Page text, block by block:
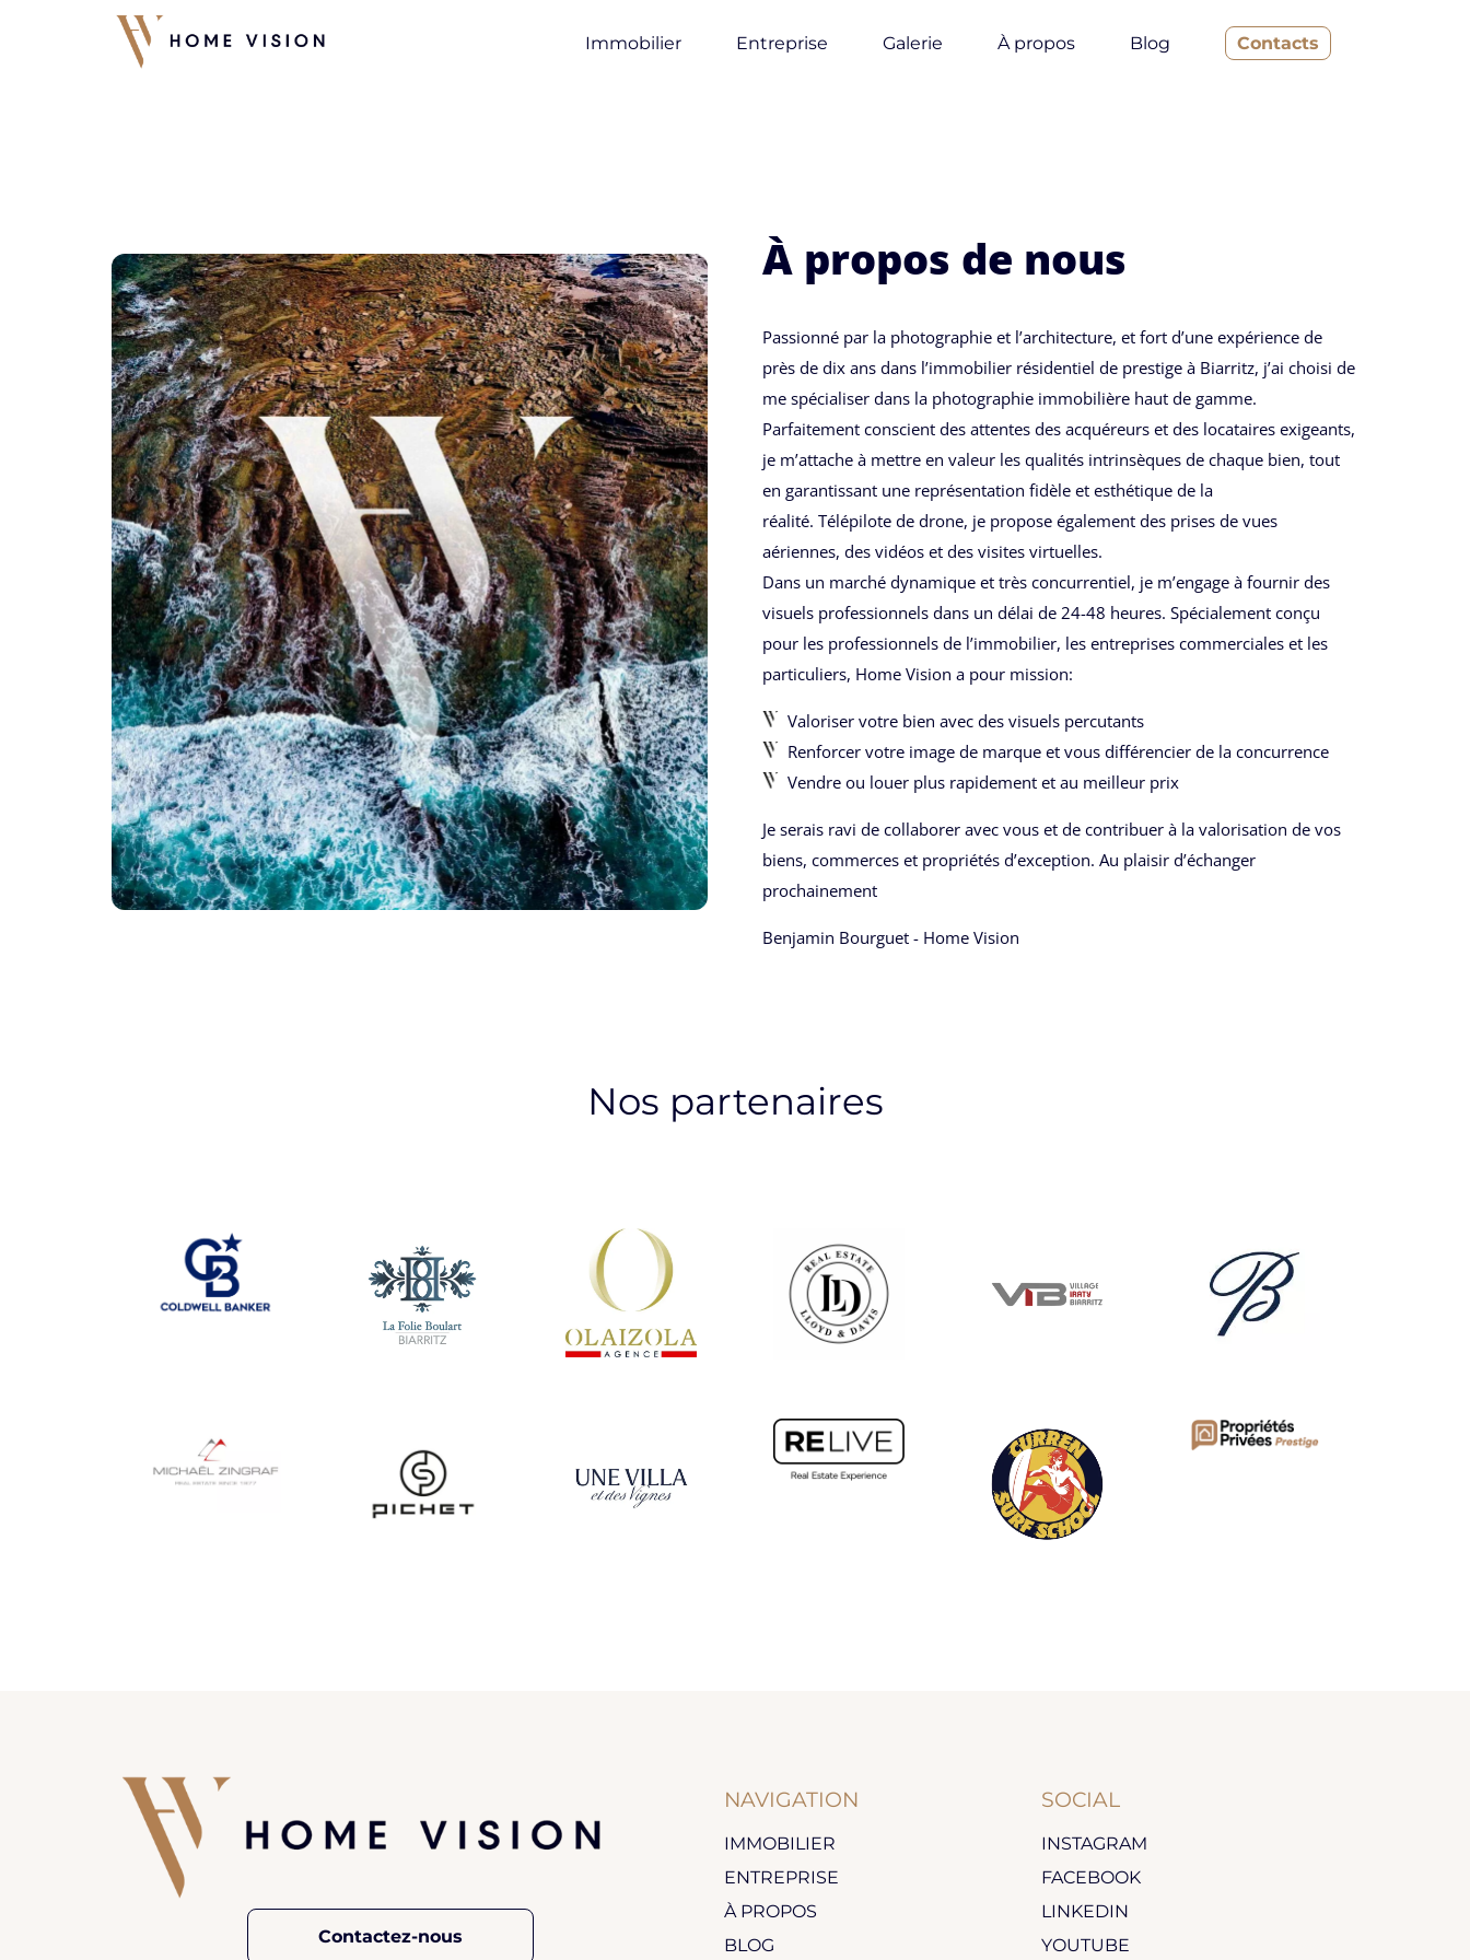
Immobilier
Entreprise Galerie À propos Blog Contacts
À propos de nous
Passionné par la photographie et l’architecture, et fort d’une expérience de
près de dix ans dans l’immobilier résidentiel de prestige à Biarritz, j’ai choisi de
me spécialiser dans la photographie immobilière haut de gamme.
Parfaitement conscient des attentes des acquéreurs et des locataires exigeants,
je m’attache à mettre en valeur les qualités intrinsèques de chaque bien, tout
en garantissant une représentation fidèle et esthétique de la
réalité. Télépilote de drone, je propose également des prises de vues
aériennes, des vidéos et des visites virtuelles.
Dans un marché dynamique et très concurrentiel, je m’engage à fournir des
visuels professionnels dans un délai de 24-48 heures. Spécialement conçu
pour les professionnels de l’immobilier, les entreprises commerciales et les
particuliers, Home Vision a pour mission:
Valoriser votre bien avec des visuels percutants
Renforcer votre image de marque et vous différencier de la concurrence
Vendre ou louer plus rapidement et au meilleur prix
Je serais ravi de collaborer avec vous et de contribuer à la valorisation de vos
biens, commerces et propriétés d’exception. Au plaisir d’échanger
prochainement
Benjamin Bourguet - Home Vision
Nos partenaires
Contactez-nous
NAVIGATION
IMMOBILIER
ENTREPRISE
À PROPOS
BLOG
SOCIAL
INSTAGRAM
FACEBOOK
LINKEDIN
YOUTUBE